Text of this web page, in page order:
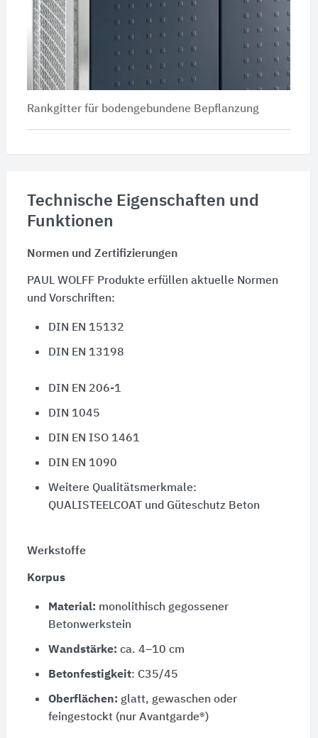
Rankgitter für bodengebundene Bepflanzung
Technische Eigenschaften und
Funktionen
Normen und Zertifizierungen
PAUL WOLFF Produkte erfüllen aktuelle Normen
und Vorschriften:
DIN EN 15132
DIN EN 13198
DIN EN 206-1
DIN 1045
DIN EN ISO 1461
DIN EN 1090
Weitere Qualitätsmerkmale:
QUALISTEELCOAT und Güteschutz Beton
Werkstoffe
Korpus
Material: monolithisch gegossener
Betonwerkstein
Wandstärke: ca. 4–10 cm
Betonfestigkeit: C35/45
Oberflächen: glatt, gewaschen oder
feingestockt (nur Avantgarde®)